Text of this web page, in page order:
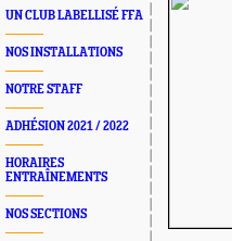
UN CLUB LABELLISÉ FFA
NOS INSTALLATIONS
NOTRE STAFF
ADHÉSION 2021 / 2022
HORAIRES
ENTRAÎNEMENTS
NOS SECTIONS